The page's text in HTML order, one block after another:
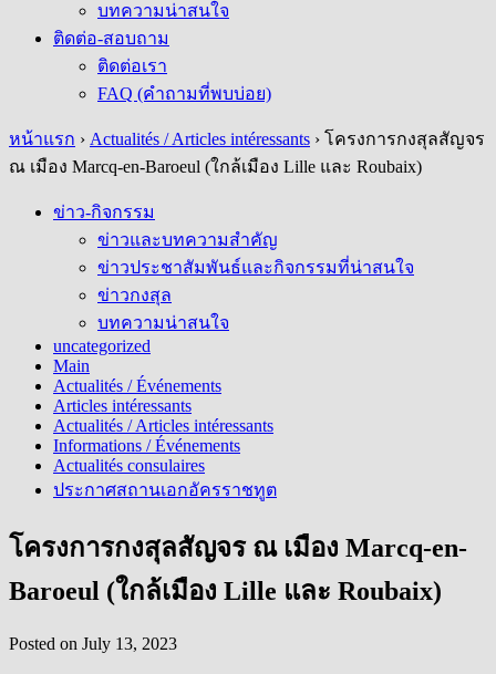
บทความน่าสนใจ
ติดต่อ-สอบถาม
ติดต่อเรา
FAQ (คำถามที่พบบ่อย)
หน้าแรก › Actualités / Articles intéressants › โครงการกงสุลสัญจร
ณ เมือง Marcq-en-Baroeul (ใกล้เมือง Lille และ Roubaix)
ข่าว-กิจกรรม
ข่าวและบทความสำคัญ
ข่าวประชาสัมพันธ์และกิจกรรมที่น่าสนใจ
ข่าวกงสุล
บทความน่าสนใจ
uncategorized
Main
Actualités / Événements
Articles intéressants
Actualités / Articles intéressants
Informations / Événements
Actualités consulaires
ประกาศสถานเอกอัครราชทูต
โครงการกงสุลสัญจร ณ เมือง Marcq-en-
Baroeul (ใกล้เมือง Lille และ Roubaix)
Posted on July 13, 2023